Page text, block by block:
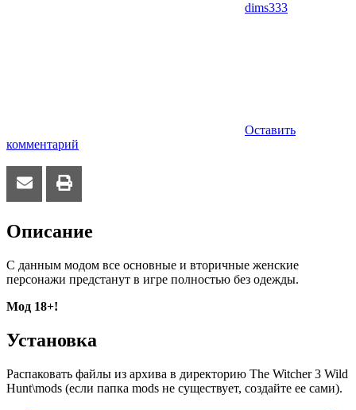
dims333
Оставить
комментарий
Описание
С данным модом все основные и вторичные женские
персонажи предстанут в игре полностью без одежды.
Мод 18+!
Установка
Распаковать файлы из архива в директорию The Witcher 3 Wild
Hunt\mods (если папка mods не существует, создайте ее сами).